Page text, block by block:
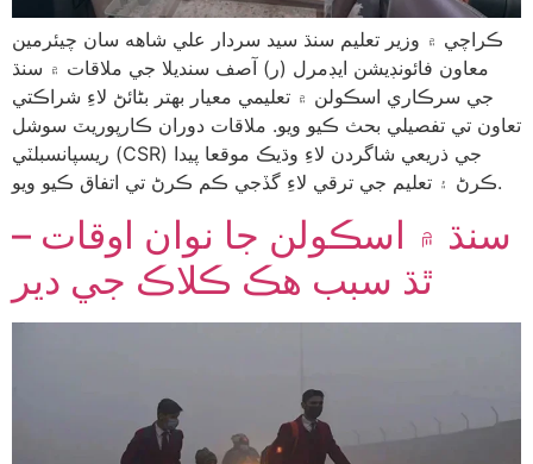
ڪراچي ۾ وزير تعليم سنڌ سيد سردار علي شاهه سان چيئرمين
معاون فائونڊيشن ايڊمرل (ر) آصف سنديلا جي ملاقات ۾ سنڌ
جي سرڪاري اسڪولن ۾ تعليمي معيار بهتر بڻائڻ لاءِ شراڪتي
تعاون تي تفصيلي بحث ڪيو ويو. ملاقات دوران ڪارپوريٽ سوشل
ريسپانسبلٽي (CSR) جي ذريعي شاگردن لاءِ وڌيڪ موقعا پيدا
ڪرڻ ۽ تعليم جي ترقي لاءِ گڏجي ڪم ڪرڻ تي اتفاق ڪيو ويو.
سنڌ ۾ اسڪولن جا نوان اوقات –
ٿڌ سبب هڪ ڪلاڪ جي دير